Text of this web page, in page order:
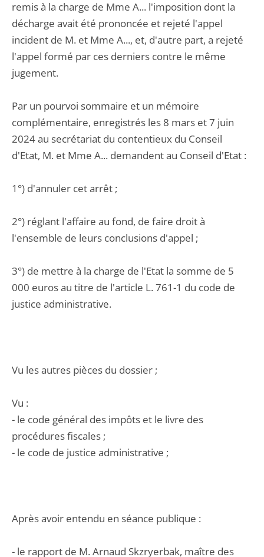
remis à la charge de Mme A... l'imposition dont la
décharge avait été prononcée et rejeté l'appel
incident de M. et Mme A..., et, d'autre part, a rejeté
l'appel formé par ces derniers contre le même
jugement.
Par un pourvoi sommaire et un mémoire
complémentaire, enregistrés les 8 mars et 7 juin
2024 au secrétariat du contentieux du Conseil
d'Etat, M. et Mme A... demandent au Conseil d'Etat :
1°) d'annuler cet arrêt ;
2°) réglant l'affaire au fond, de faire droit à
l'ensemble de leurs conclusions d'appel ;
3°) de mettre à la charge de l'Etat la somme de 5
000 euros au titre de l'article L. 761-1 du code de
justice administrative.
Vu les autres pièces du dossier ;
Vu :
- le code général des impôts et le livre des
procédures fiscales ;
- le code de justice administrative ;
Après avoir entendu en séance publique :
- le rapport de M. Arnaud Skzryerbak, maître des